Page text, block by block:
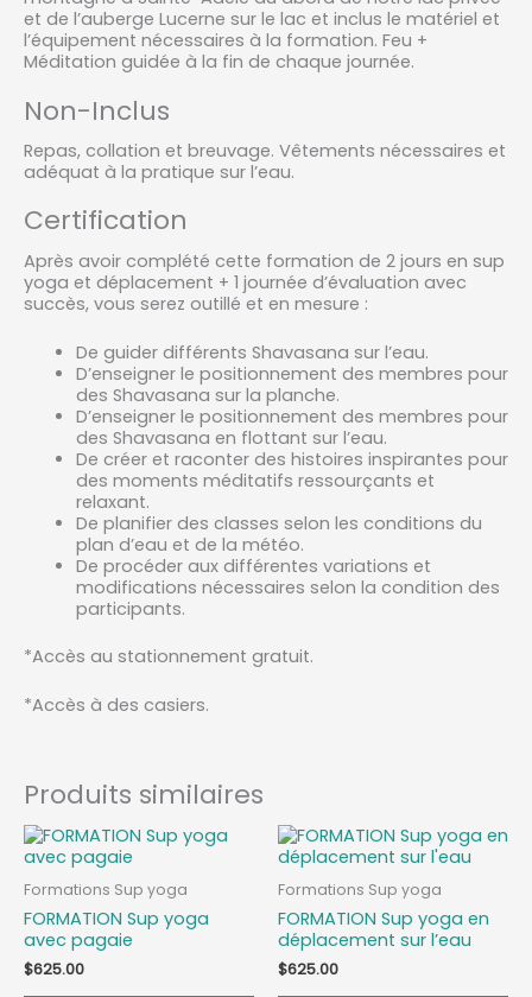
et de l’auberge Lucerne sur le lac et inclus le matériel et
l’équipement nécessaires à la formation. Feu +
Méditation guidée à la fin de chaque journée.
Non-Inclus
Repas, collation et breuvage. Vêtements nécessaires et
adéquat à la pratique sur l’eau.
Certification
Après avoir complété cette formation de 2 jours en sup
yoga et déplacement + 1 journée d’évaluation avec
succès, vous serez outillé et en mesure :
De guider différents Shavasana sur l’eau.
D’enseigner le positionnement des membres pour
des Shavasana sur la planche.
D’enseigner le positionnement des membres pour
des Shavasana en flottant sur l’eau.
De créer et raconter des histoires inspirantes pour
des moments méditatifs ressourçants et
relaxant.
De planifier des classes selon les conditions du
plan d’eau et de la météo.
De procéder aux différentes variations et
modifications nécessaires selon la condition des
participants.
*Accès au stationnement gratuit.
*Accès à des casiers.
Produits similaires
Formations Sup yoga
FORMATION Sup yoga
avec pagaie
$625.00
produit
plusieurs
variations.
Les
options
peuvent
Formations Sup yoga
FORMATION Sup yoga en
déplacement sur l’eau
$625.00